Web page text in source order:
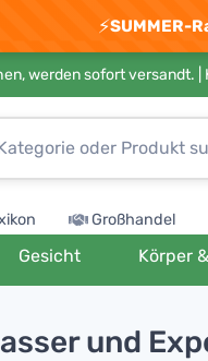
⚡SUMMER-
werden sofort versandt. |
Großhandel
Gesicht Körper
und